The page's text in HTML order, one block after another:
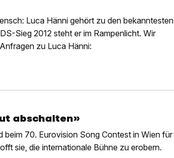
Luca Hänni gehört zu den bekanntesten
Sieg 2012 steht er im Rampenlicht. Wir
zu Luca Hänni:
abschalten»
beim 70. Eurovision Song Contest in Wien für
sie, die internationale Bühne zu erobern.